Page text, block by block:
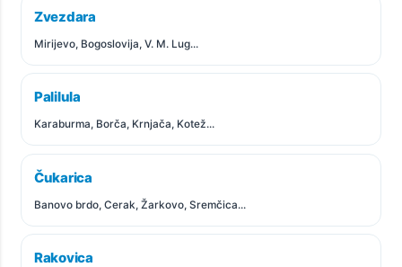
Zvezdara
Mirijevo, Bogoslovija, V. M. Lug...
Palilula
Karaburma, Borča, Krnjača, Kotež...
Čukarica
Banovo brdo, Cerak, Žarkovo, Sremčica...
Rakovica